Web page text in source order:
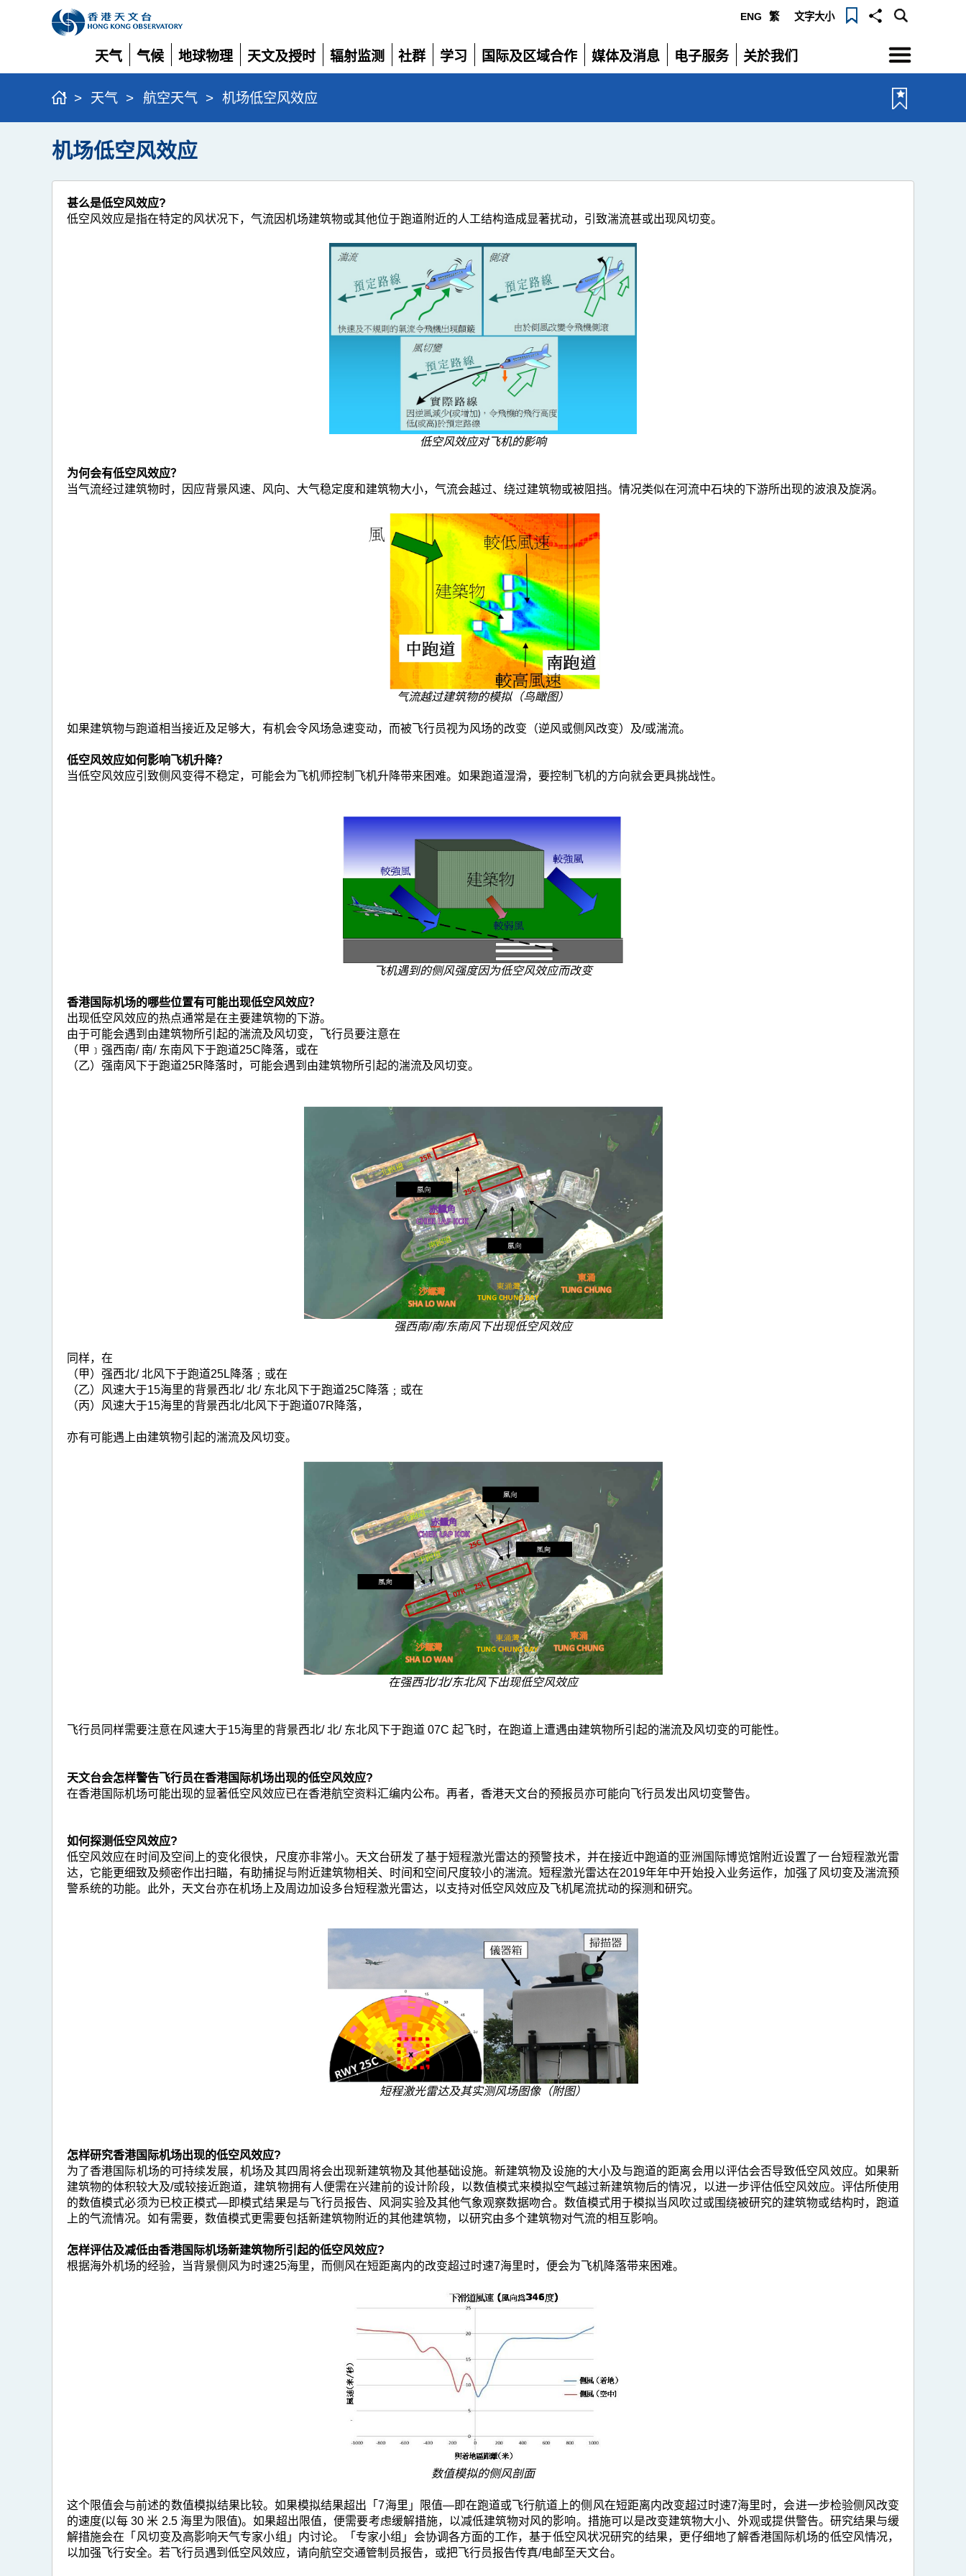
ENG 繁 文字大小
天气
展
开
气候
展
开
地球物理
展
开
天文及授时
展
开
辐射监测
展
社群
展
学习
展
国际及区域合作
展
媒体及消息
展
电子服务
展
关於我们
展
选
单
> 天气 > 航空天气 > 机场低空风效应
机场低空风效应
甚么是低空风效应?
低空风效应是指在特定的风状况下，气流因机场建筑物或其他位于跑道附近的人工结构造成显著扰动，引致湍流甚或出现风切变。
低空风效应对飞机的影响
为何会有低空风效应？
当气流经过建筑物时，因应背景风速、风向、大气稳定度和建筑物大小，气流会越过、绕过建筑物或被阻挡。情况类似在河流中石块的下游所出现的波浪及旋涡。
气流越过建筑物的模拟（鸟瞰图）
如果建筑物与跑道相当接近及足够大，有机会令风场急速变动，而被飞行员视为风场的改变（逆风或侧风改变）及/或湍流。
低空风效应如何影响飞机升降？
当低空风效应引致侧风变得不稳定，可能会为飞机师控制飞机升降带来困难。如果跑道湿滑，要控制飞机的方向就会更具挑战性。
飞机遇到的侧风强度因为低空风效应而改变
香港国际机场的哪些位置有可能出现低空风效应？
出现低空风效应的热点通常是在主要建筑物的下游。
由于可能会遇到由建筑物所引起的湍流及风切变，飞行员要注意在
（甲﹞强西南/ 南/ 东南风下于跑道25C降落，或在
（乙）强南风下于跑道25R降落时，可能会遇到由建筑物所引起的湍流及风切变。
强西南/南/东南风下出现低空风效应
同样，在
（甲）强西北/ 北风下于跑道25L降落﹔或在
（乙）风速大于15海里的背景西北/ 北/ 东北风下于跑道25C降落﹔或在
（丙）风速大于15海里的背景西北/北风下于跑道07R降落，
亦有可能遇上由建筑物引起的湍流及风切变。
在强西北/北/东北风下出现低空风效应
飞行员同样需要注意在风速大于15海里的背景西北/ 北/ 东北风下于跑道 07C 起飞时，在跑道上遭遇由建筑物所引起的湍流及风切变的可能性。
天文台会怎样警告飞行员在香港国际机场出现的低空风效应?
在香港国际机场可能出现的显著低空风效应已在香港航空资料汇编内公布。再者，香港天文台的预报员亦可能向飞行员发出风切变警告。
如何探测低空风效应?
低空风效应在时间及空间上的变化很快，尺度亦非常小。天文台研发了基于短程激光雷达的预警技术，并在接近中跑道的亚洲国际博览馆附近设置了一台短程激光雷
达，它能更细致及频密作出扫瞄，有助捕捉与附近建筑物相关、时间和空间尺度较小的湍流。短程激光雷达在2019年年中开始投入业务运作，加强了风切变及湍流预
警系统的功能。此外，天文台亦在机场上及周边加设多台短程激光雷达，以支持对低空风效应及飞机尾流扰动的探测和研究。
短程激光雷达及其实测风场图像（附图）
怎样研究香港国际机场出现的低空风效应?
为了香港国际机场的可持续发展，机场及其四周将会出现新建筑物及其他基础设施。新建筑物及设施的大小及与跑道的距离会用以评估会否导致低空风效应。如果新
建筑物的体积较大及/或较接近跑道，建筑物拥有人便需在兴建前的设计阶段，以数值模式来模拟空气越过新建筑物后的情况，以进一步评估低空风效应。评估所使用
的数值模式必须为已校正模式―即模式结果是与飞行员报告、风洞实验及其他气象观察数据吻合。数值模式用于模拟当风吹过或围绕被研究的建筑物或结构时，跑道
上的气流情况。如有需要，数值模式更需要包括新建筑物附近的其他建筑物，以研究由多个建筑物对气流的相互影响。
怎样评估及减低由香港国际机场新建筑物所引起的低空风效应?
根据海外机场的经验，当背景侧风为时速25海里，而侧风在短距离内的改变超过时速7海里时，便会为飞机降落带来困难。
数值模拟的侧风剖面
这个限值会与前述的数值模拟结果比较。如果模拟结果超出「7海里」限值―即在跑道或飞行航道上的侧风在短距离内改变超过时速7海里时，会进一步检验侧风改变
的速度(以每 30 米 2.5 海里为限值)。如果超出限值，便需要考虑缓解措施，以减低建筑物对风的影响。措施可以是改变建筑物大小、外观或提供警告。研究结果与缓
解措施会在「风切变及高影响天气专家小组」内讨论。「专家小组」会协调各方面的工作，基于低空风状况研究的结果，更仔细地了解香港国际机场的低空风情况，
以加强飞行安全。若飞行员遇到低空风效应，请向航空交通管制员报告，或把飞行员报告传真/电邮至天文台。